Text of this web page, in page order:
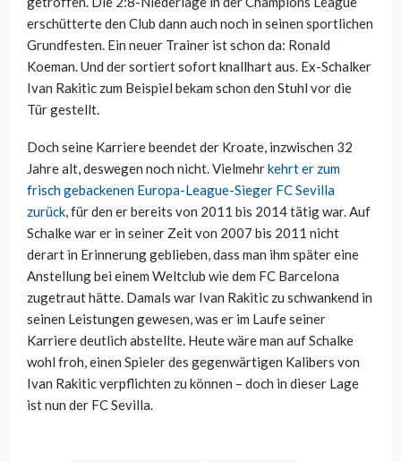
erschütterte den Club dann auch noch in seinen sportlichen
Grundfesten. Ein neuer Trainer ist schon da: Ronald
Koeman. Und der sortiert sofort knallhart aus. Ex-Schalker
Ivan Rakitic zum Beispiel bekam schon den Stuhl vor die
Tür gestellt.
Doch seine Karriere beendet der Kroate, inzwischen 32
Jahre alt, deswegen noch nicht. Vielmehrkehrt er zum
frisch gebackenen Europa-League-Sieger FC Sevilla
zurück, für den er bereits von 2011 bis 2014 tätig war. Auf
Schalke war er in seiner Zeit von 2007 bis 2011 nicht
derart in Erinnerung geblieben, dass man ihm später eine
Anstellung bei einem Weltclub wie dem FC Barcelona
zugetraut hätte. Damals war Ivan Rakitic zu schwankend in
seinen Leistungen gewesen, was er im Laufe seiner
Karriere deutlich abstellte. Heute wäre man auf Schalke
wohl froh, einen Spieler des gegenwärtigen Kalibers von
Ivan Rakitic verpflichten zu können – doch in dieser Lage
ist nun der FC Sevilla.